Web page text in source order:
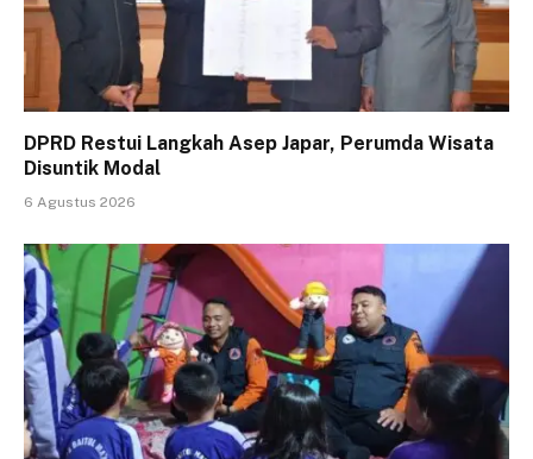
DPRD Restui Langkah Asep Japar, Perumda Wisata
Disuntik Modal
6 Agustus 2026